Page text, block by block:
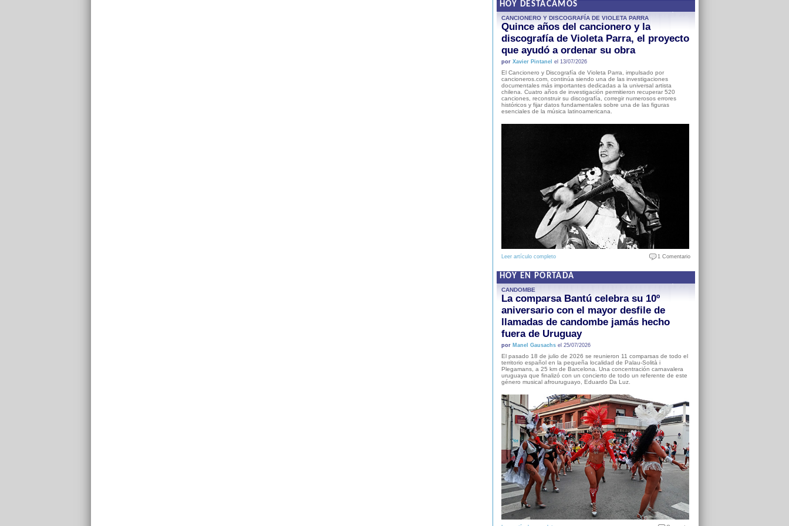
HOY DESTACAMOS
CANCIONERO Y DISCOGRAFÍA DE VIOLETA PARRA
Quince años del cancionero y la
discografía de Violeta Parra, el proyecto
que ayudó a ordenar su obra
por Xavier Pintanel el 13/07/2026
El Cancionero y Discografía de Violeta Parra, impulsado por
cancioneros.com, continúa siendo una de las investigaciones
documentales más importantes dedicadas a la universal artista
chilena. Cuatro años de investigación permitieron recuperar 520
canciones, reconstruir su discografía, corregir numerosos errores
históricos y fijar datos fundamentales sobre una de las figuras
esenciales de la música latinoamericana.
Leer artículo completo 1 Comentario
HOY EN PORTADA
CANDOMBE
La comparsa Bantú celebra su 10º
aniversario con el mayor desfile de
llamadas de candombe jamás hecho
fuera de Uruguay
por Manel Gausachsel 25/07/2026
El pasado 18 de julio de 2026 se reunieron 11 comparsas de todo el
territorio español en la pequeña localidad de Palau-Solità i
Plegamans, a 25 km de Barcelona. Una concentración carnavalera
uruguaya que finalizó con un concierto de todo un referente de este
género musical afrouruguayo, Eduardo Da Luz.